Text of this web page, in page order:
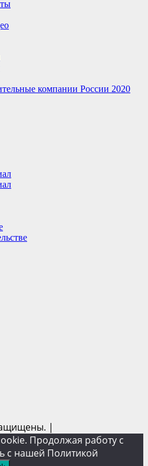
компании России 2020
|
Продолжая работу с
с нашей Политикой